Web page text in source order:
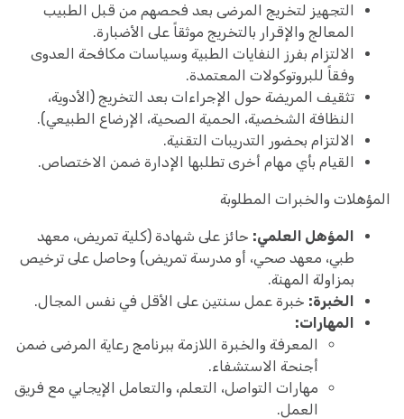
التجهيز لتخريج المرضى بعد فحصهم من قبل الطبيب
المعالج والإقرار بالتخريج موثقاً على الأضبارة.
الالتزام بفرز النفايات الطبية وسياسات مكافحة العدوى
وفقاً للبروتوكولات المعتمدة.
تثقيف المريضة حول الإجراءات بعد التخريج (الأدوية،
النظافة الشخصية، الحمية الصحية، الإرضاع الطبيعي).
الالتزام بحضور التدريبات التقنية.
القيام بأي مهام أخرى تطلبها الإدارة ضمن الاختصاص.
المؤهلات والخبرات المطلوبة
المؤهل العلمي: حائز على شهادة (كلية تمريض، معهد
طبي، معهد صحي، أو مدرسة تمريض) وحاصل على ترخيص
بمزاولة المهنة.
الخبرة: خبرة عمل سنتين على الأقل في نفس المجال.
المهارات:
المعرفة والخبرة اللازمة ببرنامج رعاية المرضى ضمن
أجنحة الاستشفاء.
مهارات التواصل، التعلم، والتعامل الإيجابي مع فريق
العمل.